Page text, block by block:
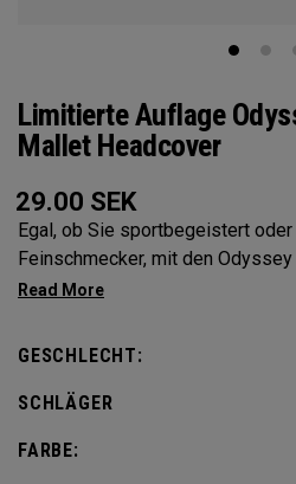
Limitierte Auflage
Mallet Headcover
29.00 SEK
Egal, ob Sie sportbegeistert
Feinschmecker, mit den
Sie Ihre Persönlichkeit
GESCHLECHT:
SCHLÄGER
FARBE: